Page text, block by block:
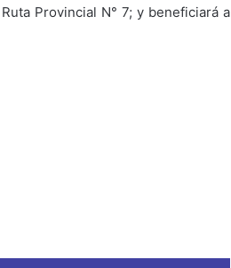
Provincial N° 7; y beneficiará a